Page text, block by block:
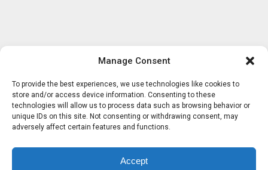
Manage Consent
To provide the best experiences, we use technologies like cookies to
store and/or access device information. Consenting to these
technologies will allow us to process data such as browsing behavior or
unique IDs on this site. Not consenting or withdrawing consent, may
adversely affect certain features and functions.
Accept